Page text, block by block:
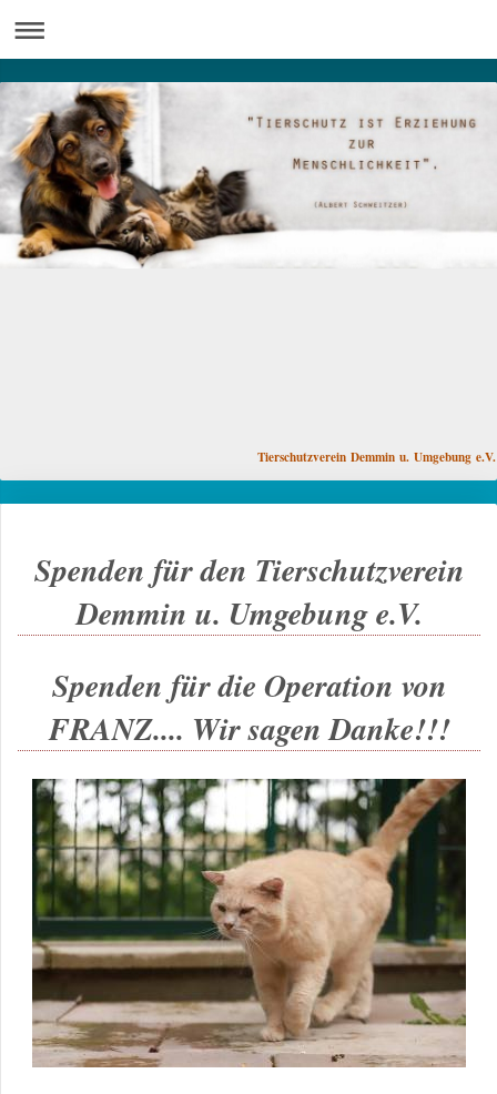
Tierschutzverein Demmin u. Umgebung e.V.
Spenden für den Tierschutzverein
Demmin u. Umgebung e.V.
Spenden für die Operation von
FRANZ.... Wir sagen Danke!!!